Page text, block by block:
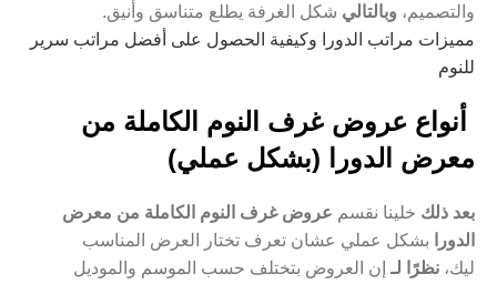
والتصميم، وبالتالي شكل الغرفة يطلع متناسق وأنيق.
مميزات مراتب الدورا وكيفية الحصول على أفضل مراتب سرير
للنوم
أنواع عروض غرف النوم الكاملة من
معرض الدورا (بشكل عملي)
بعد ذلك خلينا نقسم عروض غرف النوم الكاملة من معرض
الدورا
بشكل عملي عشان تعرف تختار العرض المناسب
ليك، نظرًا لـ إن العروض بتختلف حسب الموسم والموديل